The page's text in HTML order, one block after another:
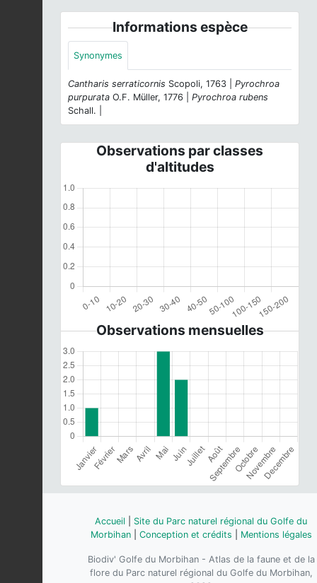
Informations espèce
Synonymes
Cantharis serraticornis Scopoli, 1763 | Pyrochroa
purpurata O.F. Müller, 1776 | Pyrochroa rubens
Schall. |
Observations par classes
d'altitudes
Observations mensuelles
Accueil
Site du Parc naturel régional du Golfe du
Morbihan| Conception et crédits Mentions légales
Biodiv' Golfe du Morbihan - Atlas de la faune et de la
flore du Parc naturel régional du Golfe du Morbihan,